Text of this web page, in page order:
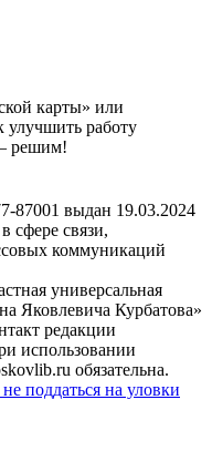
карты» или
улучшить работу
решим!
выдан 19.03.2024
сфере связи,
коммуникаций
универсальная
Яковлевича Курбатова»
редакции
использовании
обязательна.
поддаться на уловки